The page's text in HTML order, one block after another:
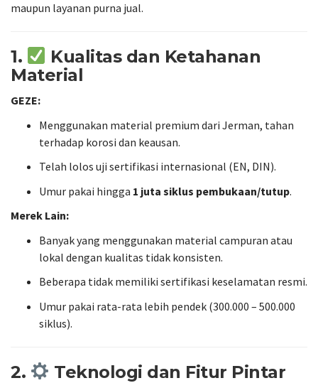
maupun layanan purna jual.
1.
Kualitas dan Ketahanan
Material
GEZE:
Menggunakan material premium dari Jerman, tahan
terhadap korosi dan keausan.
Telah lolos uji sertifikasi internasional (EN, DIN).
Umur pakai hingga 1 juta siklus pembukaan/tutup.
Merek Lain:
Banyak yang menggunakan material campuran atau
lokal dengan kualitas tidak konsisten.
Beberapa tidak memiliki sertifikasi keselamatan resmi.
Umur pakai rata-rata lebih pendek (300.000 – 500.000
siklus).
2. Teknologi dan Fitur Pintar